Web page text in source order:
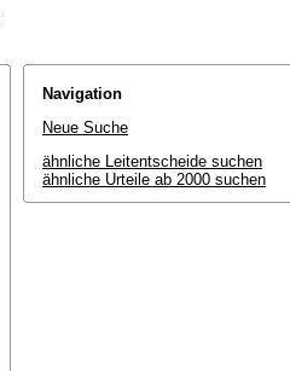
Navigation
Neue Suche
ähnliche Leitentscheide suchen
ähnliche Urteile ab 2000 suchen